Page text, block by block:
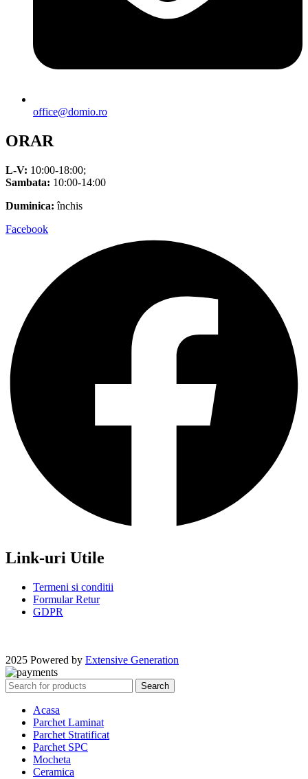
office@domio.ro
ORAR
L-V: 10:00-18:00;
Sambata: 10:00-14:00
Duminica: închis
Facebook
Link-uri Utile
Termeni si conditii
Formular Retur
GDPR
2025 Powered by Extensive Generation
Search
Acasa
Parchet Laminat
Parchet Stratificat
Parchet SPC
Mocheta
Ceramica